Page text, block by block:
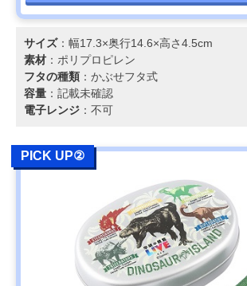
サイズ：幅17.3×奥行14.6×高さ4.5cm
素材 ：ポリプロピレン
フタの種類 ：かぶせフタ式
容量 ：記載未確認
電子レンジ ：不可
PICK UP②